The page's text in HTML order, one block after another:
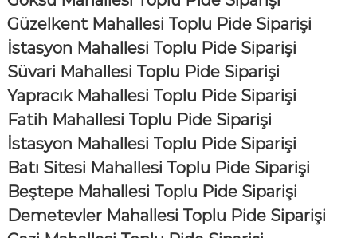
Güzelkent Mahallesi Toplu Pide Siparişi
İstasyon Mahallesi Toplu Pide Siparişi
Süvari Mahallesi Toplu Pide Siparişi
Yapracık Mahallesi Toplu Pide Siparişi
Fatih Mahallesi Toplu Pide Siparişi
İstasyon Mahallesi Toplu Pide Siparişi
Batı Sitesi Mahallesi Toplu Pide Siparişi
Beştepe Mahallesi Toplu Pide Siparişi
Demetevler Mahallesi Toplu Pide Siparişi